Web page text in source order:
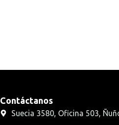
Contáctanos
Suecia 3580, Oficina 503,